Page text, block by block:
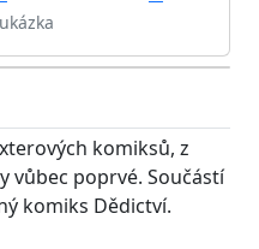
komiksů, z
vůbec poprvé. Součástí
komiks Dědictví.